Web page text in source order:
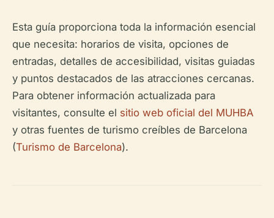
Esta guía proporciona toda la información esencial
que necesita: horarios de visita, opciones de
entradas, detalles de accesibilidad, visitas guiadas
y puntos destacados de las atracciones cercanas.
Para obtener información actualizada para
visitantes, consulte el sitio web oficial del MUHBA
y otras fuentes de turismo creíbles de Barcelona
(Turismo de Barcelona).